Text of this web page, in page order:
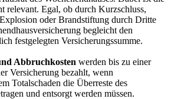
relevant. Egal, ob durch Kurzschluss,
oder Brandstiftung durch Dritte
begleicht den
festgelegten Versicherungssumme.
Abbruchkosten werden bis zu einer
Versicherung bezahlt, wenn
Totalschaden die Überreste des
und entsorgt werden müssen.